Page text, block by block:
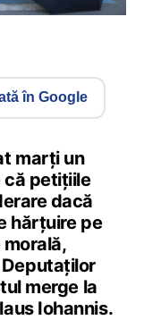
în Google
marţi un
că petiţiile
dacă
hărţuire pe
merge la
Iohannis.